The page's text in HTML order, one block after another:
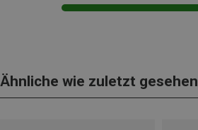
Ähnliche wie zuletzt gesehen